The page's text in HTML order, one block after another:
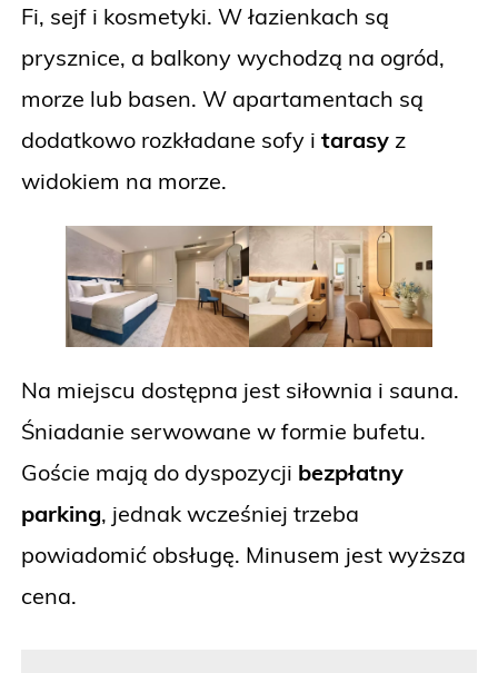
Fi, sejf i kosmetyki. W łazienkach są
prysznice, a balkony wychodzą na ogród,
morze lub basen. W apartamentach są
dodatkowo rozkładane sofy i tarasy z
widokiem na morze.
Na miejscu dostępna jest siłownia i sauna.
Śniadanie serwowane w formie bufetu.
Goście mają do dyspozycji bezpłatny
parking, jednak wcześniej trzeba
powiadomić obsługę. Minusem jest wyższa
cena.